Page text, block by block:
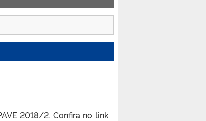
2018/2. Confira no link